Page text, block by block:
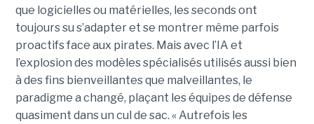
que logicielles ou matérielles, les seconds ont
toujours su s’adapter et se montrer même parfois
proactifs face aux pirates. Mais avec l’IA et
l’explosion des modèles spécialisés utilisés aussi bien
à des fins bienveillantes que malveillantes, le
paradigme a changé, plaçant les équipes de défense
quasiment dans un cul de sac. « Autrefois les